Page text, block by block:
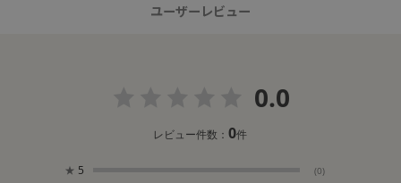
ユーザーレビュー
0.0
レビュー件数：0件
★ 5 (0)